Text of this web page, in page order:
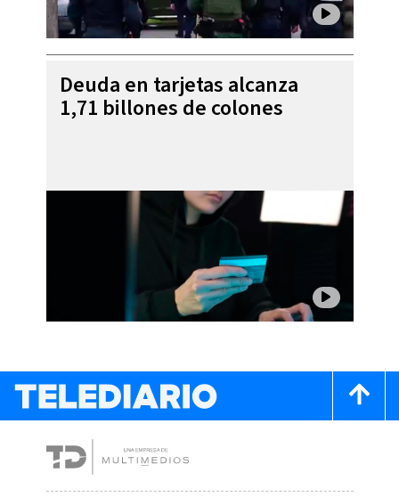
Deuda en tarjetas alcanza
1,71 billones de colones